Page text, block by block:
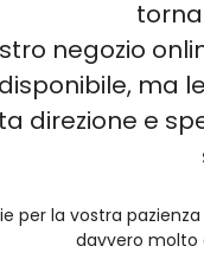
negozio
ma
direzione e
per la vostra
davvero molto
KING 40000 ELF
VOZOL RAVE 40000